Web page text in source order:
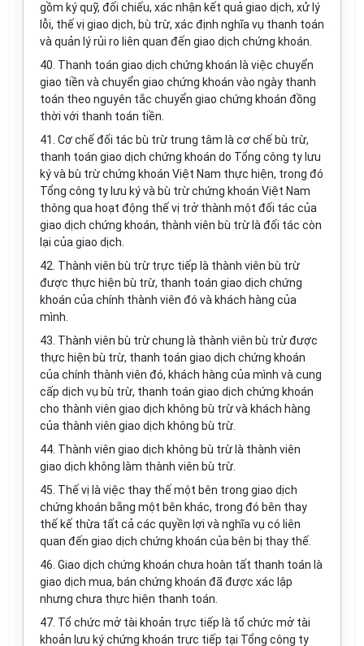
gồm ký quỹ, đối chiếu, xác nhận kết quả giao dịch, xử lý
lỗi, thế vị giao dịch, bù trừ, xác định nghĩa vụ thanh toán
và quản lý rủi ro liên quan đến giao dịch chứng khoán.
40. Thanh toán giao dịch chứng khoán là việc chuyển
giao tiền và chuyển giao chứng khoán vào ngày thanh
toán theo nguyên tắc chuyển giao chứng khoán đồng
thời với thanh toán tiền.
41. Cơ chế đối tác bù trừ trung tâm là cơ chế bù trừ,
thanh toán giao dịch chứng khoán do Tổng công ty lưu
ký và bù trừ chứng khoán Việt Nam thực hiện, trong đó
Tổng công ty lưu ký và bù trừ chứng khoán Việt Nam
thông qua hoạt động thế vị trở thành một đối tác của
giao dịch chứng khoán, thành viên bù trừ là đối tác còn
lại của giao dịch.
42. Thành viên bù trừ trực tiếp là thành viên bù trừ
được thực hiện bù trừ, thanh toán giao dịch chứng
khoán của chính thành viên đó và khách hàng của
mình.
43. Thành viên bù trừ chung là thành viên bù trừ được
thực hiện bù trừ, thanh toán giao dịch chứng khoán
của chính thành viên đó, khách hàng của mình và cung
cấp dịch vụ bù trừ, thanh toán giao dịch chứng khoán
cho thành viên giao dịch không bù trừ và khách hàng
của thành viên giao dịch không bù trừ.
44. Thành viên giao dịch không bù trừ là thành viên
giao dịch không làm thành viên bù trừ.
45. Thế vị là việc thay thế một bên trong giao dịch
chứng khoán bằng một bên khác, trong đó bên thay
thế kế thừa tất cả các quyền lợi và nghĩa vụ có liên
quan đến giao dịch chứng khoán của bên bị thay thế.
46. Giao dịch chứng khoán chưa hoàn tất thanh toán là
giao dịch mua, bán chứng khoán đã được xác lập
nhưng chưa thực hiện thanh toán.
47. Tổ chức mở tài khoản trực tiếp là tổ chức mở tài
khoản lưu ký chứng khoán trực tiếp tại Tổng công ty